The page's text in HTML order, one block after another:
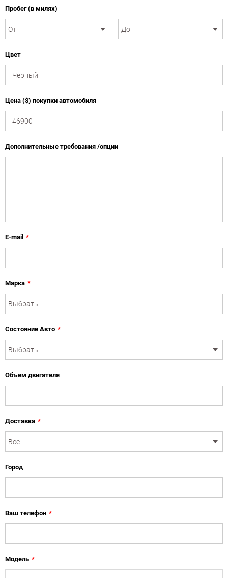
Пробег (в милях)
Цвет
Цена ($) покупки автомобиля
Дополнительные требования /опции
E-mail *
Марка *
Состояние Авто *
Объем двигателя
Доставка *
Город
Ваш телефон *
Модель *